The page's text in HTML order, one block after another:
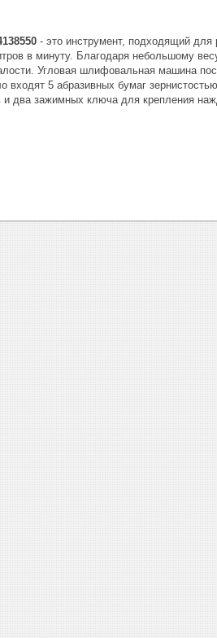
- это инструмент, подходящий для
в минуту. Благодаря небольшому
Угловая шлифовальная машина
5 абразивных бумаг
и два зажимных ключа для крепления